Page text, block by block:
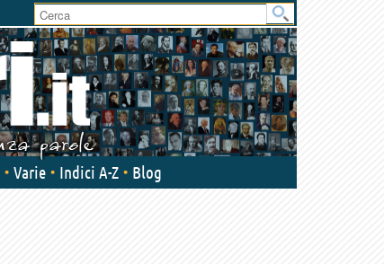
User
area
Varie Indici A-Z Blog